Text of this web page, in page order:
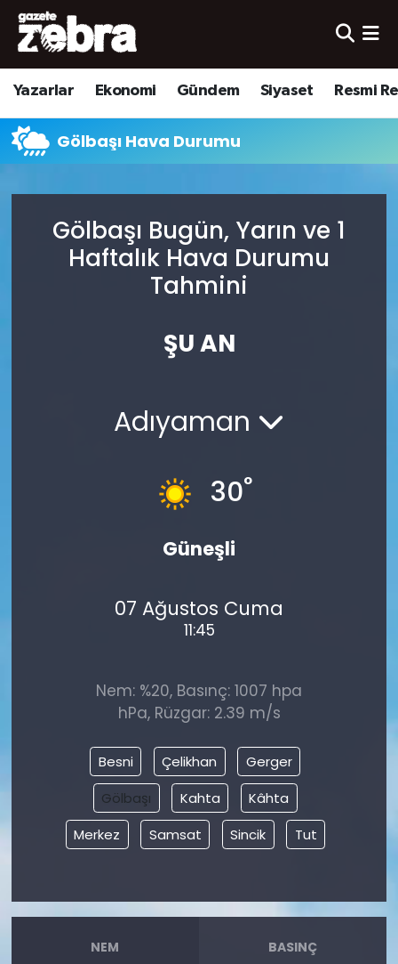
Yazarlar Ekonomi Gündem Siyaset Resmi
Gölbaşı Hava Durumu
Gölbaşı Bugün, Yarın ve 1
Haftalık Hava Durumu
Tahmini
ŞU AN
Adıyaman
30°
Güneşli
07 Ağustos Cuma
11:45
Nem: %20, Basınç: 1007 hpa
hPa, Rüzgar: 2.39 m/s
Besni Çelikhan
Gerger
Gölbaşı
Kahta
Kâhta
Merkez
Samsat Sincik Tut
NEM BASINÇ
Yazarlar
Ekonomi
Kültür-Sanat
Spor
Nöbetçi Eczaneler
Hava Durumu
Trafik Durumu
Tüm Manşetler
Son Dakika Haberleri